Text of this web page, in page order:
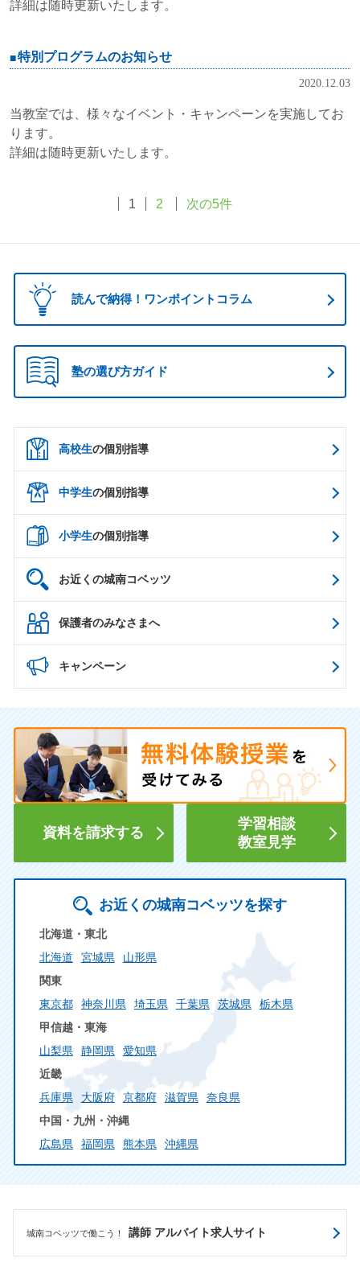
詳細は随時更新いたします。
特別プログラムのお知らせ
2020.12.03
当教室では、様々なイベント・キャンペーンを実施してお
ります。
詳細は随時更新いたします。
1 2 次の5件
読んで納得！ワンポイントコラム
塾の選び方ガイド
高校生の個別指導
中学生の個別指導
小学生の個別指導
お近くの城南コベッツ
保護者のみなさまへ
キャンペーン
資料を請求する
学習相談
教室見学
お近くの城南コベッツを探す
北海道・東北
北海道
宮城県
山形県
関東
東京都
神奈川県 埼玉県 千葉県 茨城県
栃木県
甲信越・東海
山梨県
静岡県
愛知県
近畿
兵庫県
大阪府 京都府 滋賀県
奈良県
中国・九州・沖縄
広島県
福岡県 熊本県 沖縄県
城南コベッツで働こう！ 講師 アルバイト求人サイト